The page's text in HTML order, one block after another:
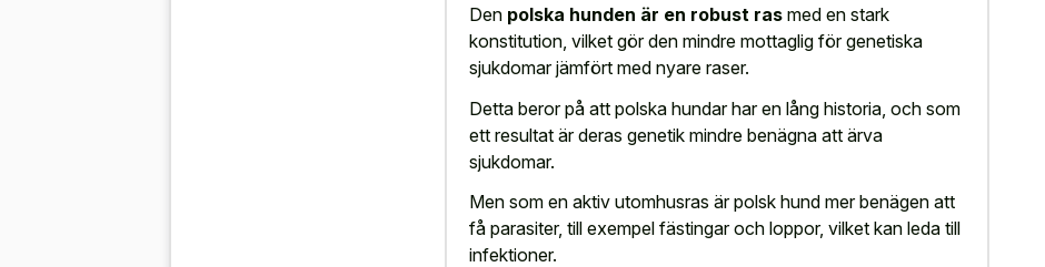
Den polska hunden är en robust ras med en stark
konstitution, vilket gör den mindre mottaglig för genetiska
sjukdomar jämfört med nyare raser.
Detta beror på att polska hundar har en lång historia, och som
ett resultat är deras genetik mindre benägna att ärva
sjukdomar.
Men som en aktiv utomhusras är polsk hund mer benägen att
få parasiter, till exempel fästingar och loppor, vilket kan leda till
infektioner.